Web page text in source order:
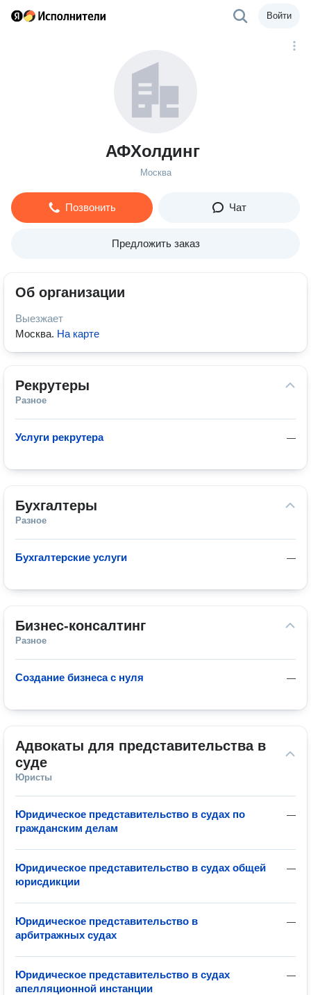
Войти
АФХолдинг
Москва
Позвонить Чат
Предложить заказ
Об организации
Выезжает
Москва. На карте
Рекрутеры
Разное
—
Услуги рекрутера
Бухгалтеры
Разное
—
Бухгалтерские услуги
Бизнес-консалтинг
Разное
—
Создание бизнеса с нуля
Адвокаты для представительства в
суде
Юристы
—
Юридическое представительство в судах по
гражданским делам
—
Юридическое представительство в судах общей
юрисдикции
—
Юридическое представительство в
арбитражных судах
—
Юридическое представительство в судах
апелляционной инстанции